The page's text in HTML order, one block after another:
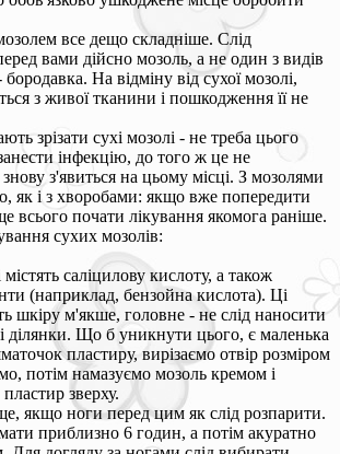
все дещо складніше. Слід
вами дійсно мозоль, а не один з видів
На відміну від сухої мозолі,
з живої тканини і пошкодження її не
зрізати сухі мозолі - не треба цього
інфекцію, до того ж це не
з'явиться на цьому місці. З мозолями
як і з хворобами: якщо вже попередити
всього почати лікування якомога раніше.
сухих мозолів:
саліцилову кислоту, а також
(наприклад, бензойна кислота). Ці
шкіру м'якше, головне - не слід наносити
ділянки. Що б уникнути цього, є маленька
пластиру, вирізаємо отвір розміром
потім намазуємо мозоль кремом і
зверху.
якщо ноги перед цим як слід розпарити.
приблизно 6 годин, а потім акуратно